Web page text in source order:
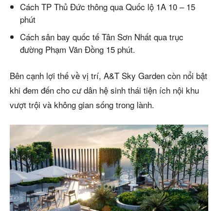
Cách TP Thủ Đức thông qua Quốc lộ 1A 10 – 15
phút
Cách sân bay quốc tế Tân Sơn Nhất qua trục
đường Phạm Văn Đồng 15 phút.
Bên cạnh lợi thế về vị trí, A&T Sky Garden còn nổi bật
khi đem đến cho cư dân hệ sinh thái tiện ích nội khu
vượt trội và không gian sống trong lành.